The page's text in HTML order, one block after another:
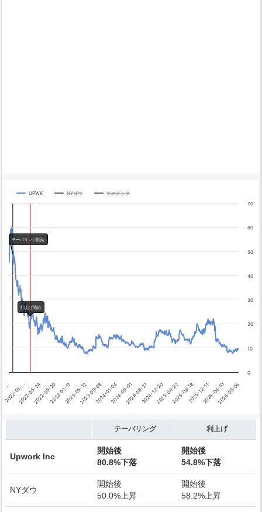
Chart
The chart has 1 X axis displaying categories.
The chart has 4 Y axes displaying yA0, yA1, yA2, and yA3.
Chart annotations summary
テーパリング開始
利上げ開始
テーパリング開始
利上げ開始
UPWK NYダウ ナスダック
…
2022-01-…2022-05-242022-09-202023-01-172023-05-122023-09-082024-01-042024-05-012024-08-272024-12-202025-04-222025-08-182025-12-112026-04-102026-08-06
0
10
20
30
40
50
60
70
テーパリング 利上げ
Upwork Inc
開始後
80.8%下落
開始後
54.8%下落
NYダウ
開始後
50.0%上昇
開始後
58.2%上昇